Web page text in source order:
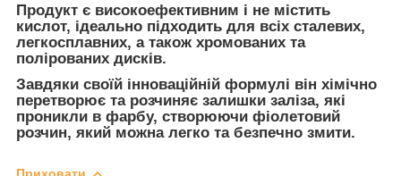
Продукт є високоефективним і не містить
кислот, ідеально підходить для всіх сталевих,
легкосплавних, а також хромованих та
полірованих дисків.
Завдяки своїй інноваційній формулі він хімічно
перетворює та розчиняє залишки заліза, які
проникли в фарбу, створюючи фіолетовий
розчин, який можна легко та безпечно змити.